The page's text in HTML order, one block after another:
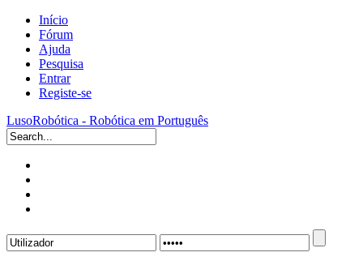
Início
Fórum
Ajuda
Pesquisa
Entrar
Registe-se
LusoRobótica - Robótica em Português